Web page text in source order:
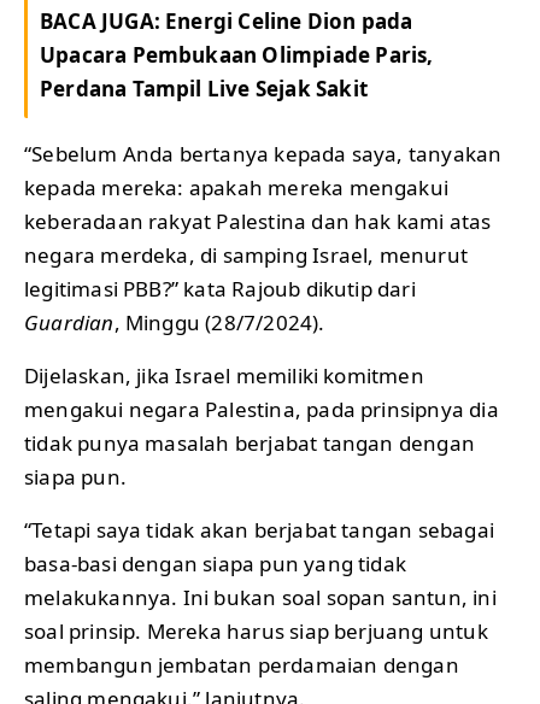
BACA JUGA: Energi Celine Dion pada
Upacara Pembukaan Olimpiade Paris,
Perdana Tampil Live Sejak Sakit
“Sebelum Anda bertanya kepada saya, tanyakan
kepada mereka: apakah mereka mengakui
keberadaan rakyat Palestina dan hak kami atas
negara merdeka, di samping Israel, menurut
legitimasi PBB?” kata Rajoub dikutip dari
Guardian, Minggu (28/7/2024).
Dijelaskan, jika Israel memiliki komitmen
mengakui negara Palestina, pada prinsipnya dia
tidak punya masalah berjabat tangan dengan
siapa pun.
“Tetapi saya tidak akan berjabat tangan sebagai
basa-basi dengan siapa pun yang tidak
melakukannya. Ini bukan soal sopan santun, ini
soal prinsip. Mereka harus siap berjuang untuk
membangun jembatan perdamaian dengan
saling mengakui,” lanjutnya.